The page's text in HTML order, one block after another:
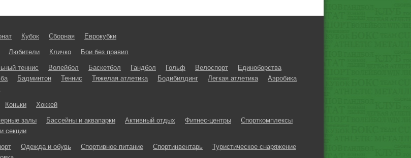
Кубок Сборная Еврокубки
Любители Кличко Бои без правил
теннис Волейбол Баскетбол Гандбол Гольф Велоспорт
Единоборства
Бадминтон Теннис Тяжелая атлетика Бодибилдинг Легкая атлетика
Аэробика
Коньки Хоккей
залы Бассейны и аквапарки Активный отдых Фитнес-центры
Спорткомплексы
секции
Одежда и обувь Спортивное питание Спортинвентарь
Туристическое снаряжение